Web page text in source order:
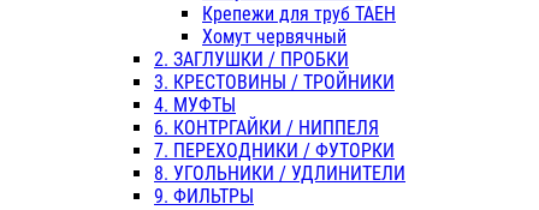
Крепежи для труб ТАЕН
Хомут червячный
2. ЗАГЛУШКИ / ПРОБКИ
3. КРЕСТОВИНЫ / ТРОЙНИКИ
4. МУФТЫ
6. КОНТРГАЙКИ / НИППЕЛЯ
7. ПЕРЕХОДНИКИ / ФУТОРКИ
8. УГОЛЬНИКИ / УДЛИНИТЕЛИ
9. ФИЛЬТРЫ